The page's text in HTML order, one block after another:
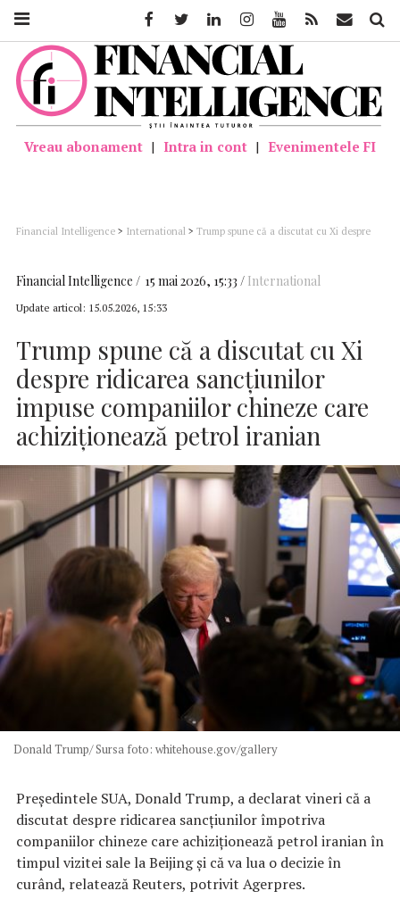
Vreau abonament | Intra in cont | Evenimentele FI
Financial Intelligence > International > Trump spune că a discutat cu Xi despre
Financial Intelligence 15 mai 2026, 15:33 International
Update articol: 15.05.2026, 15:33
Trump spune că a discutat cu Xi
despre ridicarea sancţiunilor
impuse companiilor chineze care
achiziţionează petrol iranian
Donald Trump/ Sursa foto: whitehouse.gov/gallery
Preşedintele SUA, Donald Trump, a declarat vineri că a
discutat despre ridicarea sancţiunilor împotriva
companiilor chineze care achiziţionează petrol iranian în
timpul vizitei sale la Beijing şi că va lua o decizie în
curând, relatează Reuters, potrivit Agerpres.
FacebookTwitter LinkedinInstagramYoutube Feed Mail